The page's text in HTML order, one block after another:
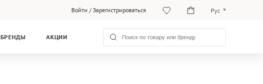
Войти /Зарегистрироваться Рус
Рус
БРЕНДЫ АКЦИИ